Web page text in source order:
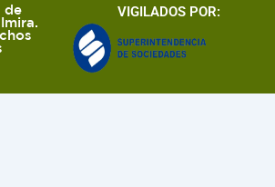
de
VIGILADOS POR: